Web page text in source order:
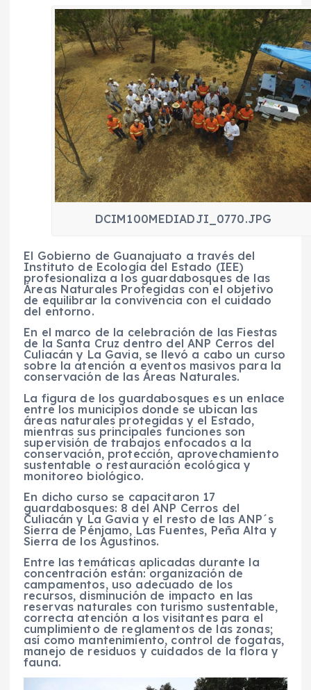
DCIM100MEDIADJI_0770.JPG
El Gobierno de Guanajuato a través del
Instituto de Ecología del Estado (IEE)
profesionaliza a los guardabosques de las
Áreas Naturales Protegidas con el objetivo
de equilibrar la convivencia con el cuidado
del entorno.
En el marco de la celebración de las Fiestas
de la Santa Cruz dentro del ANP Cerros del
Culiacán y La Gavia, se llevó a cabo un curso
sobre la atención a eventos masivos para la
conservación de las Áreas Naturales.
La figura de los guardabosques es un enlace
entre los municipios donde se ubican las
áreas naturales protegidas y el Estado,
mientras sus principales funciones son
supervisión de trabajos enfocados a la
conservación, protección, aprovechamiento
sustentable o restauración ecológica y
monitoreo biológico.
En dicho curso se capacitaron 17
guardabosques: 8 del ANP Cerros del
Culiacán y La Gavia y el resto de las ANP´s
Sierra de Pénjamo, Las Fuentes, Peña Alta y
Sierra de los Agustinos.
Entre las temáticas aplicadas durante la
concentración están: organización de
campamentos, uso adecuado de los
recursos, disminución de impacto en las
reservas naturales con turismo sustentable,
correcta atención a los visitantes para el
cumplimiento de reglamentos de las zonas;
así como mantenimiento, control de fogatas,
manejo de residuos y cuidados de la flora y
fauna.